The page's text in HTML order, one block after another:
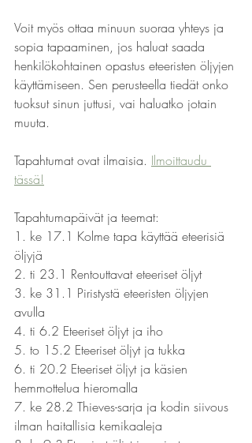
Voit myös ottaa minuun suoraa yhteys ja
sopia tapaaminen, jos haluat saada
henkilökohtainen opastus eteeristen öljyjen
käyttämiseen. Sen perusteella tiedät onko
tuoksut sinun juttusi, vai haluatko jotain
muuta.
Tapahtumat ovat ilmaisia. Ilmoittaudu
tässä!
Tapahtumapäivät ja teemat:
1. ke 17.1 Kolme tapa käyttää eteerisiä
öljyjä
2. ti 23.1 Rentouttavat eteeriset öljyt
3. ke 31.1 Piristystä eteeristen öljyjen
avulla
4. ti 6.2 Eteeriset öljyt ja iho
5. to 15.2 Eteeriset öljyt ja tukka
6. ti 20.2 Eteeriset öljyt ja käsien
hemmottelua hieromalla
7. ke 28.2 Thieves-sarja ja kodin siivous
ilman haitallisia kemikaaleja